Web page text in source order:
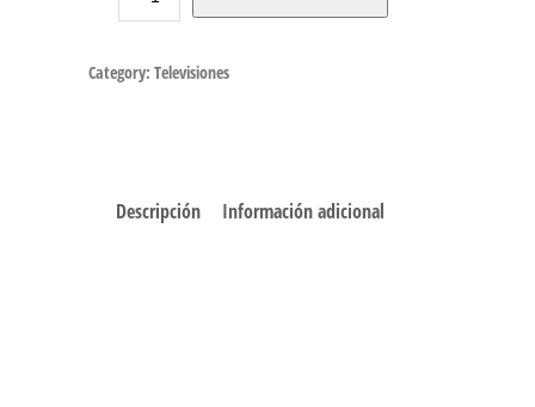
Category: Televisiones
Descripción Información adicional